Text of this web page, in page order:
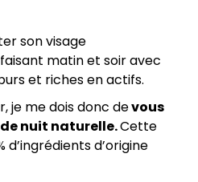
son visage
matin et soir avec
et riches en actifs.
je me dois donc devous
nuit naturelle.Cette
d’ingrédients d’origine